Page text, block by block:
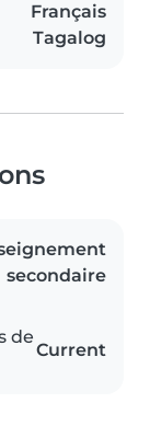
Français
Tagalog
secondaire
de
Current